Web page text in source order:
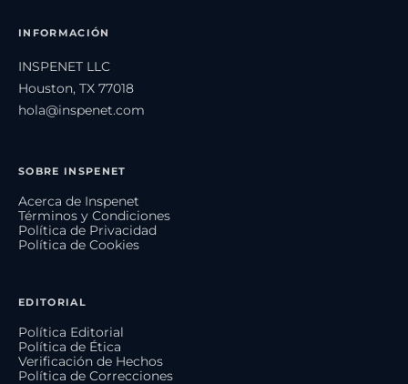
INFORMACIÓN
INSPENET LLC
Houston, TX 77018
hola@inspenet.com
SOBRE INSPENET
Acerca de Inspenet
Términos y Condiciones
Política de Privacidad
Política de Cookies
EDITORIAL
Política Editorial
Política de Ética
Verificación de Hechos
Política de Correcciones